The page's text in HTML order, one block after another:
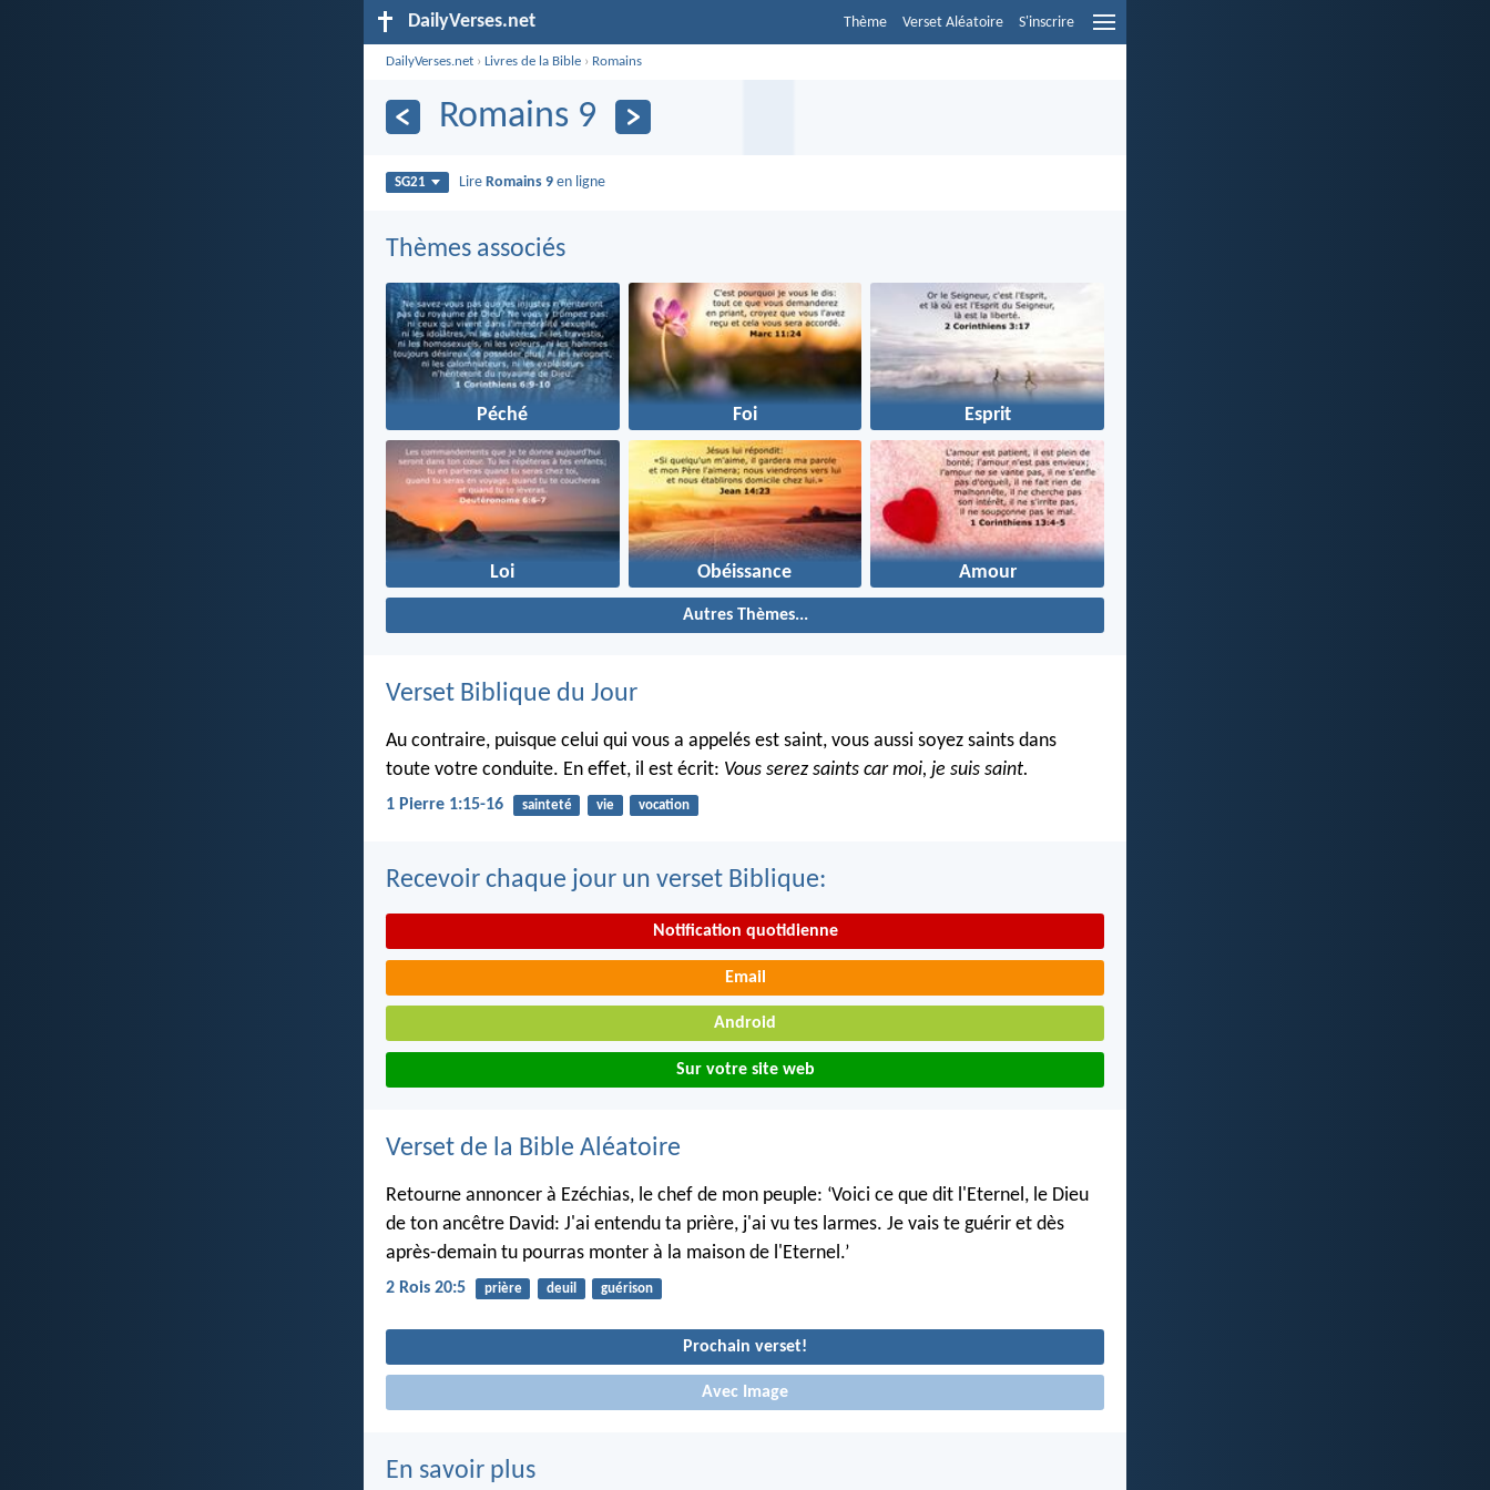
DailyVerses.net Thème Verset Aléatoire S'inscrire
DailyVerses.net ›Livres de la Bible › Romains
Romains 9
SG21 Lire Romains 9 en ligne
Thèmes associés
Péché Foi Esprit
Loi Obéissance Amour
Autres Thèmes...
Verset Biblique du Jour
Au contraire, puisque celui qui vous a appelés est saint, vous aussi soyez saints dans
toute votre conduite. En effet, il est écrit: Vous serez saints car moi, je suis saint.
1 Pierre 1:15-16 sainteté vie vocation
Recevoir chaque jour un verset Biblique:
Notification quotidienne
Email
Android
Sur votre site web
Verset de la Bible Aléatoire
Retourne annoncer à Ezéchias, le chef de mon peuple: ‘Voici ce que dit l'Eternel, le Dieu
de ton ancêtre David: J'ai entendu ta prière, j'ai vu tes larmes. Je vais te guérir et dès
après-demain tu pourras monter à la maison de l'Eternel.’
2 Rois 20:5 prière deuil guérison
Prochain verset!
Avec Image
En savoir plus